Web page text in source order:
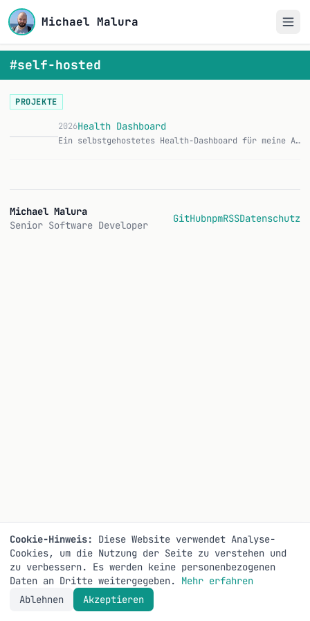
Michael Malura
#self-hosted
PROJEKTE
2026Health Dashboard
Ein selbstgehostetes Health-Dashboard für meine Apple-Health-Daten, dazu eine native iOS-App, die alles automatisch dorthin synct. Läuft komplett im Heimnetz au…
Michael Malura
Senior Software Developer
GitHubnpmRSSDatenschutz
Cookie-Hinweis:
Diese Website verwendet Analyse-
Cookies, um die Nutzung der Seite zu verstehen und
zu verbessern. Es werden keine personenbezogenen
Daten an Dritte weitergegeben. Mehr erfahren
Ablehnen
Akzeptieren